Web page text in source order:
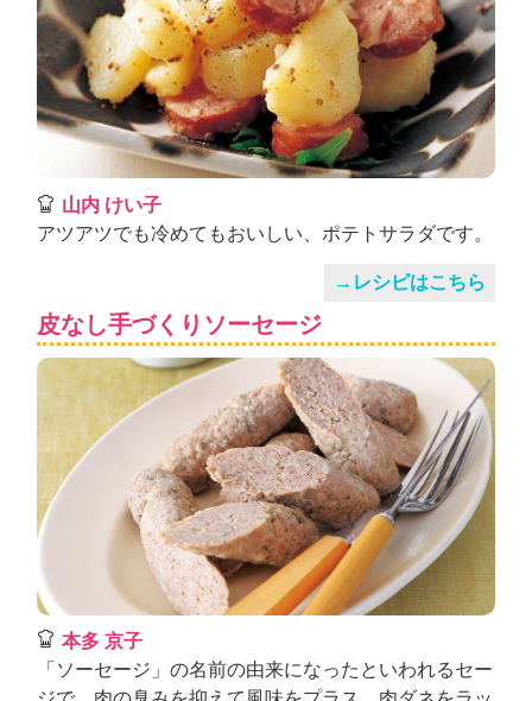
山内 けい子
アツアツでも冷めてもおいしい、ポテトサラダです。
→レシピはこちら
皮なし手づくりソーセージ
本多 京子
「ソーセージ」の名前の由来になったといわれるセー